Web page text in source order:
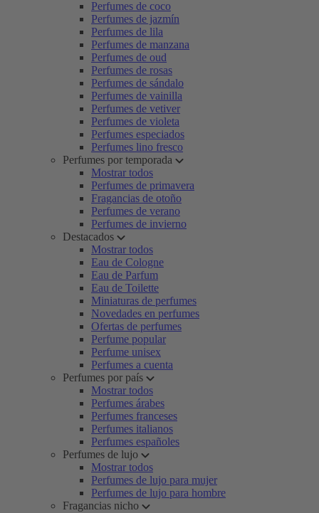
Perfumes de coco
Perfumes de jazmín
Perfumes de lila
Perfumes de manzana
Perfumes de oud
Perfumes de rosas
Perfumes de sándalo
Perfumes de vainilla
Perfumes de vetiver
Perfumes de violeta
Perfumes especiados
Perfumes lino fresco
Perfumes por temporada
Mostrar todos
Perfumes de primavera
Fragancias de otoño
Perfumes de verano
Perfumes de invierno
Destacados
Mostrar todos
Eau de Cologne
Eau de Parfum
Eau de Toilette
Miniaturas de perfumes
Novedades en perfumes
Ofertas de perfumes
Perfume popular
Perfume unisex
Perfumes a cuenta
Perfumes por país
Mostrar todos
Perfumes árabes
Perfumes franceses
Perfumes italianos
Perfumes españoles
Perfumes de lujo
Mostrar todos
Perfumes de lujo para mujer
Perfumes de lujo para hombre
Fragancias nicho